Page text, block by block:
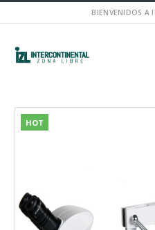
BIENVENIDOS A
HOT